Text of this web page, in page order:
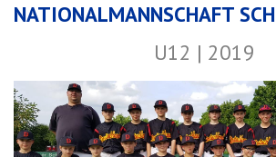
NATIONALMANNSCHAFT
U12 | 2019